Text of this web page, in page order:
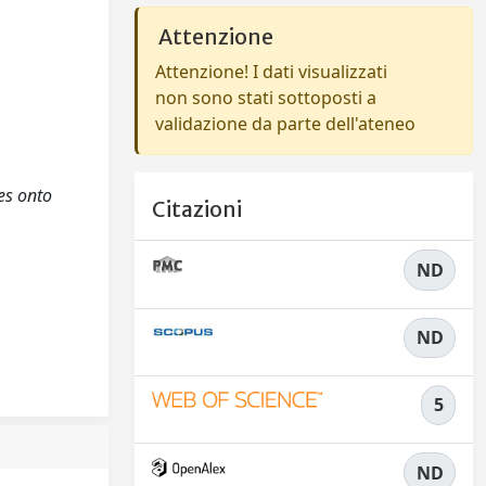
onto
Attenzione
Attenzione! I dati visualizzati
non sono stati sottoposti a
validazione da parte dell'ateneo
Citazioni
ND
ND
5
ND